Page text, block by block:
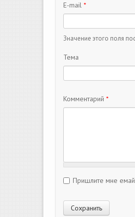
E-mail *
Значение этого поля
Тема
Комментарий *
Пришлите мне